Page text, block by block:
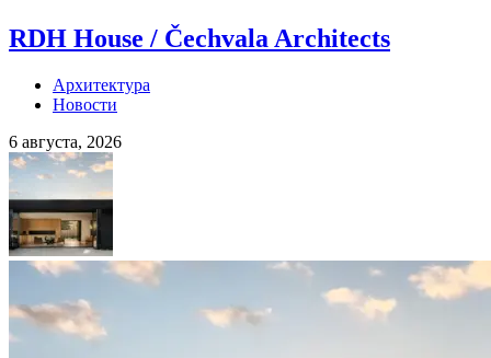
RDH House / Čechvala Architects
Архитектура
Новости
6 августа, 2026